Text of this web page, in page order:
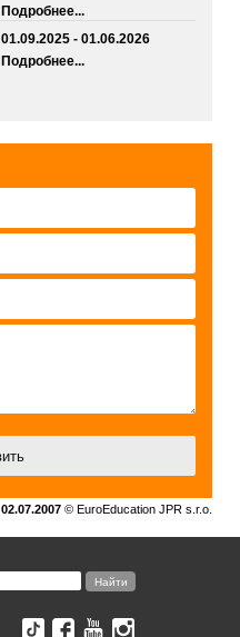
Подробнее...
01.09.2025 - 01.06.2026
Подробнее...
02.07.2007 © EuroEducation JPR s.r.o.